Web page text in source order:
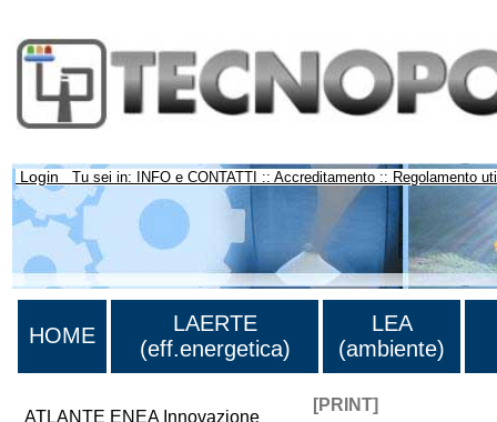
Login Tu sei in: INFO e CONTATTI :: Accreditamento :: Regolamento
HOME
LAERTE
(eff.energetica)
LEA
(ambiente)
ATLANTE ENEA Innovazione
[PRINT]